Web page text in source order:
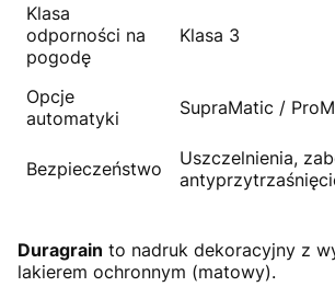
Klasa
odporności na
pogodę
Klasa 3
Opcje
automatyki
SupraMatic /
Bezpieczeństwo
Uszczelnienia,
Duragrain to nadruk dekoracyjny z
lakierem ochronnym (matowy).